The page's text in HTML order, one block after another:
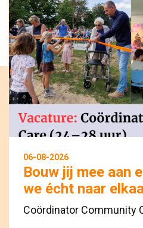
06-08-2026
Bouw jij mee aan
we écht naar
Coördinator Community